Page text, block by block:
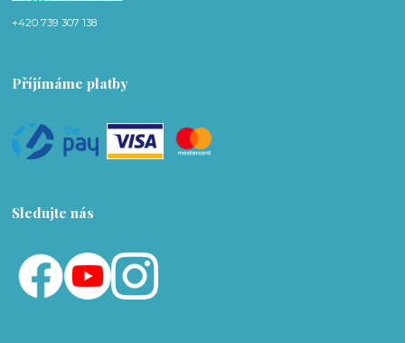
+420 739 307 138
Příjímáme platby
Sledujte nás